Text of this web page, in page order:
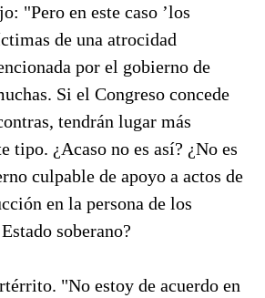
"Pero en este caso ’los
de una atrocidad
por el gobierno de
Si el Congreso concede
tendrán lugar más
tipo. ¿Acaso no es así? ¿No es
culpable de apoyo a actos de
en la persona de los
soberano?
"No estoy de acuerdo en